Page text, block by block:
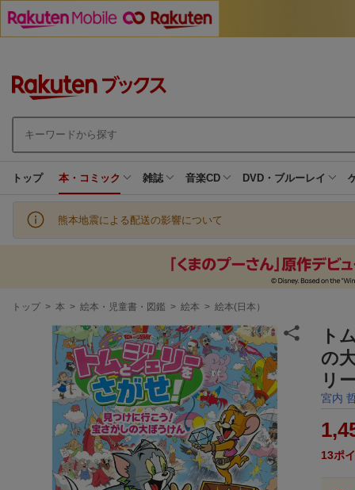
トップ 本・コミック 雑誌 音楽CD DVD・ブルーレイ
熊本地震による配送の影響について
現
トップ > 本 > 絵本・児童書・図鑑 > 絵本 > 絵本(日本）
ト
の
リ
宮内
13ポ